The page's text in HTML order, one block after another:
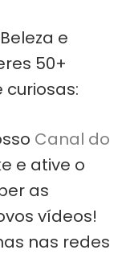
e
50+
Canal do
e ative o
as
vídeos!
nas redes